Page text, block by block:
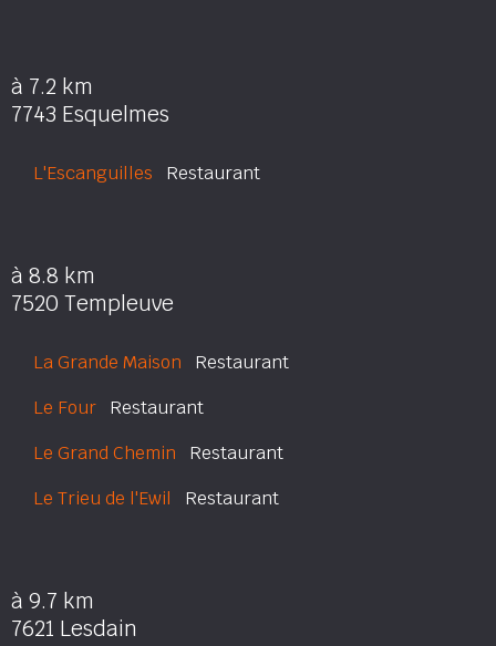
à 7.2 km
7743 Esquelmes
L'Escanguilles Restaurant
à 8.8 km
7520 Templeuve
La Grande Maison Restaurant
Le Four Restaurant
Le Grand Chemin Restaurant
Le Trieu de l'Ewil Restaurant
à 9.7 km
7621 Lesdain